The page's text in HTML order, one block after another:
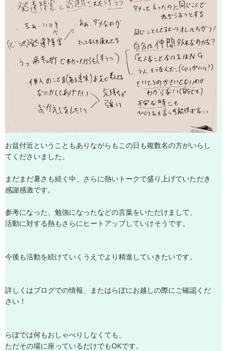
お盆付近と いう こ と もあ り ながら もこの日 も複数名の方がいら し
て く ださ いま した。
ま だま だ暑さ も続く 中、 さ らに熱い ト ークで盛 り上げていただき
感謝感激です。
参考になった、 勉強になったなどの言葉をいただけま して、
活動に対する熱もさ らにヒー ト アップしていけそう です。
今後も活動を続けていく う え でよ り精進 していき たいです。
詳し く はブログでの情報、 ま たはらぼにお越 しの際にご確認く だ
さ い ！
らぼでは何もお し ゃべり しな く ても、
ただその場に座っているだけでもOKです。